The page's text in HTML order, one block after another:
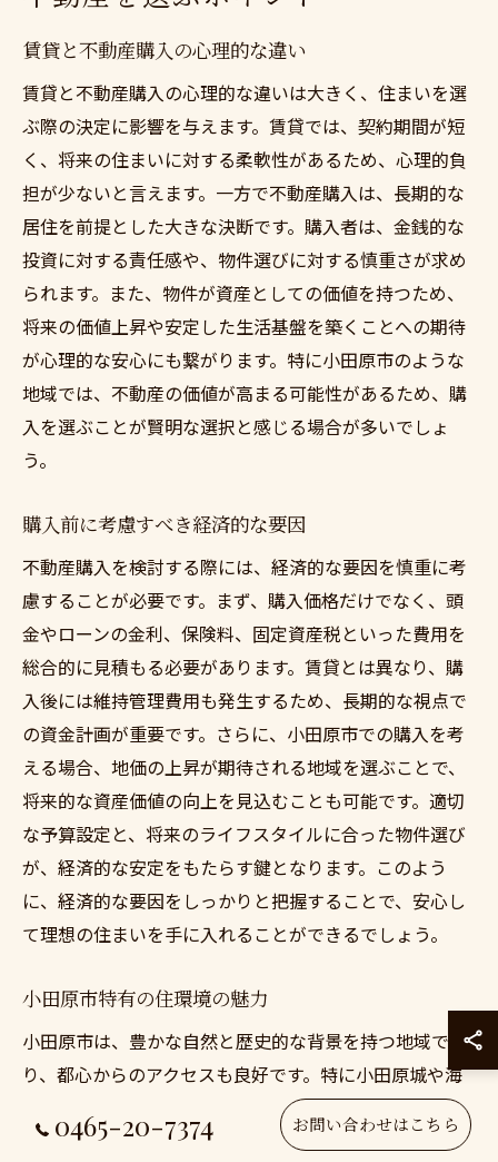
賃貸と不動産購入の心理的な違い
賃貸と不動産購入の心理的な違いは大きく、住まいを選
ぶ際の決定に影響を与えます。賃貸では、契約期間が短
く、将来の住まいに対する柔軟性があるため、心理的負
担が少ないと言えます。一方で不動産購入は、長期的な
居住を前提とした大きな決断です。購入者は、金銭的な
投資に対する責任感や、物件選びに対する慎重さが求め
られます。また、物件が資産としての価値を持つため、
将来の価値上昇や安定した生活基盤を築くことへの期待
が心理的な安心にも繋がります。特に小田原市のような
地域では、不動産の価値が高まる可能性があるため、購
入を選ぶことが賢明な選択と感じる場合が多いでしょ
う。
購入前に考慮すべき経済的な要因
不動産購入を検討する際には、経済的な要因を慎重に考
慮することが必要です。まず、購入価格だけでなく、頭
金やローンの金利、保険料、固定資産税といった費用を
総合的に見積もる必要があります。賃貸とは異なり、購
入後には維持管理費用も発生するため、長期的な視点で
の資金計画が重要です。さらに、小田原市での購入を考
える場合、地価の上昇が期待される地域を選ぶことで、
将来的な資産価値の向上を見込むことも可能です。適切
な予算設定と、将来のライフスタイルに合った物件選び
が、経済的な安定をもたらす鍵となります。このよう
に、経済的な要因をしっかりと把握することで、安心し
て理想の住まいを手に入れることができるでしょう。
小田原市特有の住環境の魅力
小田原市は、豊かな自然と歴史的な背景を持つ地域であ
り、都心からのアクセスも良好です。特に小田原城や海
岸線の美しい景観は、多くの人々を魅了します。また、
自然環境が豊かなため、季節ごとの風景を楽しむことが
0465-20-7374 お問い合わせはこちら